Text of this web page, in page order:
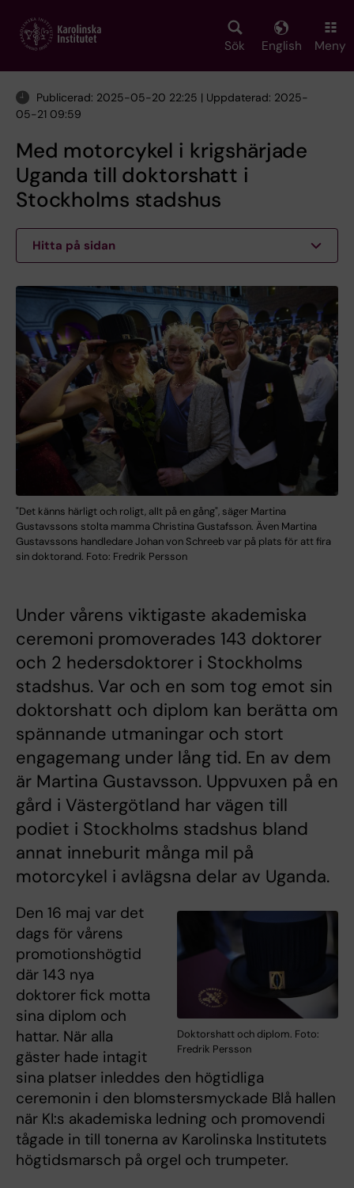
main
Sök English Meny
Publicerad: 2025-05-20 22:25 | Uppdaterad: 2025-
05-21 09:59
Med motorcykel i krigshärjade
Uganda till doktorshatt i
Stockholms stadshus
Hitta på sidan
"Det känns härligt och roligt, allt på en gång", säger Martina
Gustavssons stolta mamma Christina Gustafsson. Även Martina
Gustavssons handledare Johan von Schreeb var på plats för att fira
sin doktorand. Foto: Fredrik Persson
Under vårens viktigaste akademiska
ceremoni promoverades 143 doktorer
och 2 hedersdoktorer i Stockholms
stadshus. Var och en som tog emot sin
doktorshatt och diplom kan berätta om
spännande utmaningar och stort
engagemang under lång tid. En av dem
är Martina Gustavsson. Uppvuxen på en
gård i Västergötland har vägen till
podiet i Stockholms stadshus bland
annat inneburit många mil på
motorcykel i avlägsna delar av Uganda.
Doktorshatt och diplom. Foto:
Fredrik Persson
Den 16 maj var det
dags för vårens
promotionshögtid
där 143 nya
doktorer fick motta
sina diplom och
hattar. När alla
gäster hade intagit
sina platser inleddes den högtidliga
ceremonin i den blomstersmyckade Blå hallen
när KI:s akademiska ledning och promovendi
tågade in till tonerna av Karolinska Institutets
högtidsmarsch på orgel och trumpeter.